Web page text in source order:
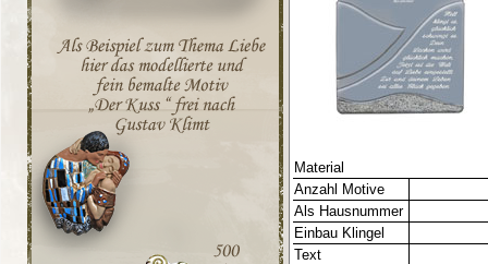
Material
Anzahl Motive
Als Hausnummer
Einbau Klingel
Text